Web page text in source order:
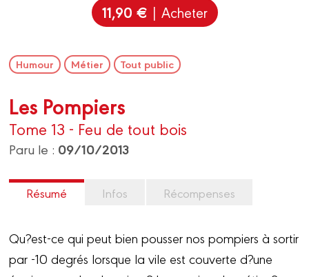
11,90 € | Acheter
Humour Métier Tout public
Les Pompiers
Tome 13 - Feu de tout bois
Paru le : 09/10/2013
Résumé Infos Récompenses
Qu?est-ce qui peut bien pousser nos pompiers à sortir
par -10 degrés lorsque la vile est couverte d?une